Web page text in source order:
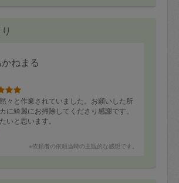
ねまる
々と作業されていました。お願いした所
に綺麗にお掃除してくださり感謝です。
いと思います。
※依頼者の依頼当時の主観的な感想です。